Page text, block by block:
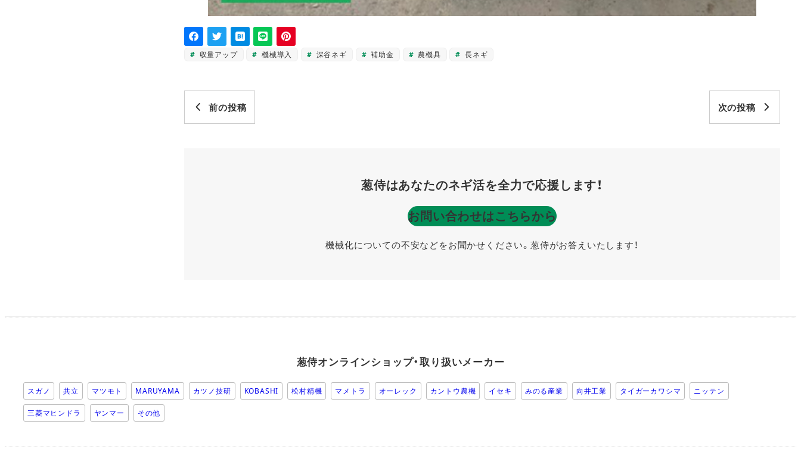
収量アップ 機械導入 深谷ネギ 補助金 農機具 長ネギ
前の投稿 次の投稿
葱侍はあなたのネギ活を全力で応援します！
お問い合わせはこちらから
機械化についての不安などをお聞かせください。 葱侍がお答えいたします！
葱侍オンラインショップ・取り扱いメーカー
スガノ 共立 マツモト MARUYAMA カツノ技研 KOBASHI 松村精機 マメトラ オーレック カントウ農機 イセキ みのる産業 向井工業 タイガーカワシマ ニッテン
三菱マヒンドラ ヤンマー その他